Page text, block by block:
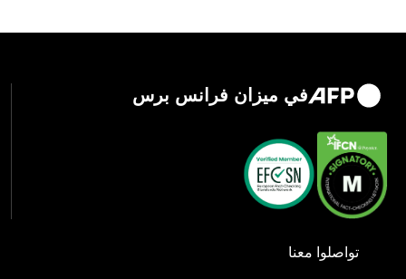
في ميزان فرانس برس
تواصلوا معنا